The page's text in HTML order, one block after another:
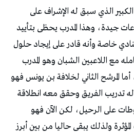
الكبير الذي سبق له الإشراف على
جيدة، وهذا المدرب يحظى بتأييد
خاصة وأنه قادر على إيجاد حلول
مع اللاعبين الشبان وهو المدرب
المرشح الثاني لخلافة بن يونس فهو
تدريب الفريق وحقق معه انطلاقة
على الرحيل، لكن الآن فهو
ولذلك يبقى حاليا من بين أبرز